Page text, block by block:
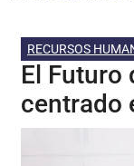
RECURSOS
El Futuro
centrado